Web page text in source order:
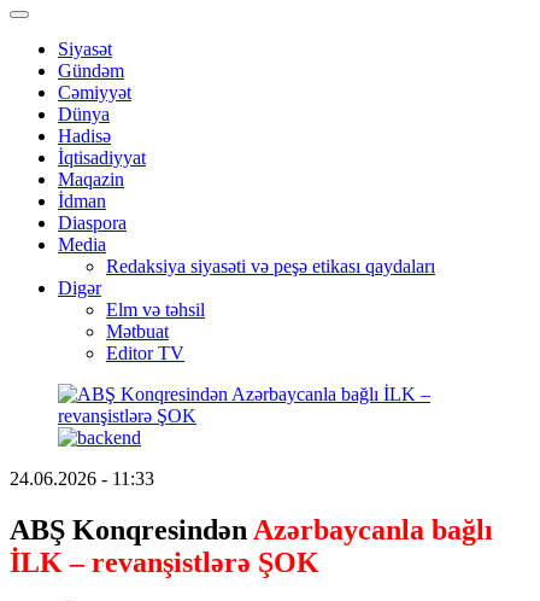
Siyasət
Gündəm
Cəmiyyət
Dünya
Hadisə
İqtisadiyyat
Maqazin
İdman
Diaspora
Media
Redaksiya siyasəti və peşə etikası qaydaları
Digər
Elm və təhsil
Mətbuat
Editor TV
24.06.2026 - 11:33
ABŞ Konqresindən Azərbaycanla bağlı
İLK – revanşistlərə ŞOK